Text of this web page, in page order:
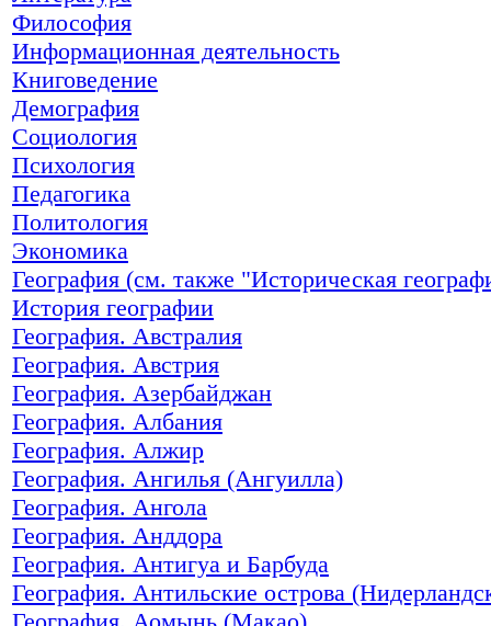
Философия
Информационная деятельность
Книговедение
Демография
Социология
Психология
Педагогика
Политология
Экономика
География (см. также "Историческая
История географии
География. Австралия
География. Австрия
География. Азербайджан
География. Албания
География. Алжир
География. Ангилья (Ангуилла)
География. Ангола
География. Анддора
География. Антигуа и Барбуда
География. Антильские острова